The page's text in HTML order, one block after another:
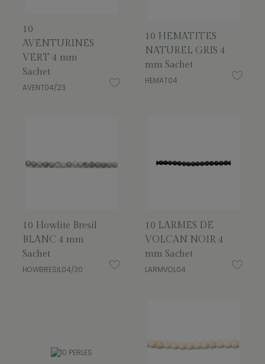
10
AVENTURINES
VERT 4 mm
Sachet
AVENT04/23
10 HEMATITES
NATUREL GRIS 4
mm Sachet
HEMAT04
10 Howlite Bresil
BLANC 4 mm
Sachet
HOWBRESIL04/30
10 LARMES DE
VOLCAN NOIR 4
mm Sachet
LARMVOL04